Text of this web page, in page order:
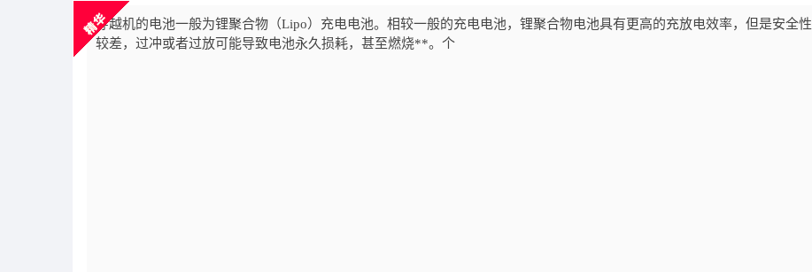
穿越机的电池一般为锂聚合物（Lipo）充电电池。相较一般的充电电池，锂聚合物电池具有更高的充放电效率，但是安全性
较差，过冲或者过放可能导致电池永久损耗，甚至燃烧**。个